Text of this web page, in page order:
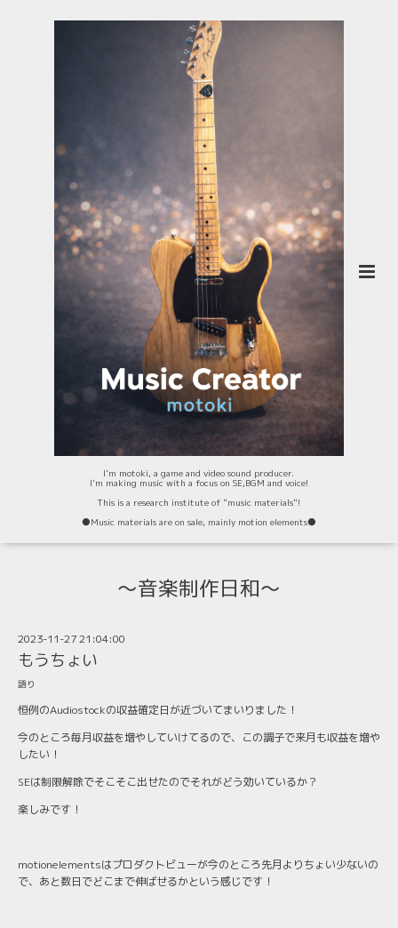
I'm motoki, a game and video sound producer.
I'm making music with a focus on SE,BGM and voice!
This is a research institute of "music materials"!
⚫️Music materials are on sale, mainly motion elements⚫️
〜音楽制作日和〜
2023-11-27 21:04:00
もうちょい
語り
恒例のAudiostockの収益確定日が近づいてまいりました！
今のところ毎月収益を増やしていけてるので、この調子で来月も収益を増や
したい！
SEは制限解除でそこそこ出せたのでそれがどう効いているか？
楽しみです！
motionelementsはプロダクトビューが今のところ先月よりちょい少ないの
で、あと数日でどこまで伸ばせるかという感じです！